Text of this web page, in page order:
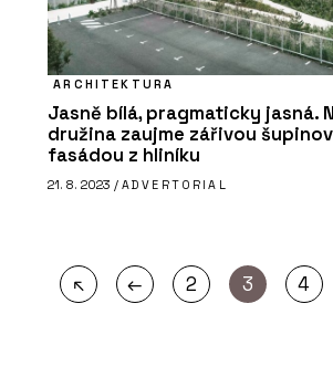
ARCHITEKTURA
Jasně bílá, pragmaticky jasná.
družina zaujme zářivou
fasádou z hliníku
21. 8. 2023 / ADVERTORIAL
↖ ← 2 3 4